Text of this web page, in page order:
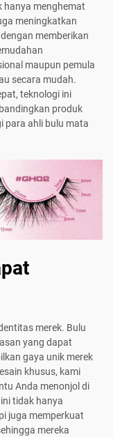
hanya menghemat
meningkatkan
memberikan
maupun pemula
secara mudah.
teknologi ini
produk
para ahli bulu mata
merek. Bulu
yang dapat
gaya unik merek
khusus, kami
Anda menonjol di
tidak hanya
juga memperkuat
mereka